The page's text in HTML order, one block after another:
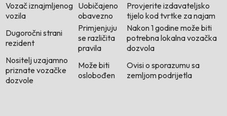
Vozač iznajmljenog
vozila
Uobičajeno
obavezno
Provjerite izdavateljsko
tijelo kod tvrtke za najam
Dugoročni strani
rezident
Primjenjuju
se različita
pravila
Nakon 1 godine može biti
potrebna lokalna vozačka
dozvola
Nositelj uzajamno
priznate vozačke
dozvole
Može biti
oslobođen
Ovisi o sporazumu sa
zemljom podrijetla